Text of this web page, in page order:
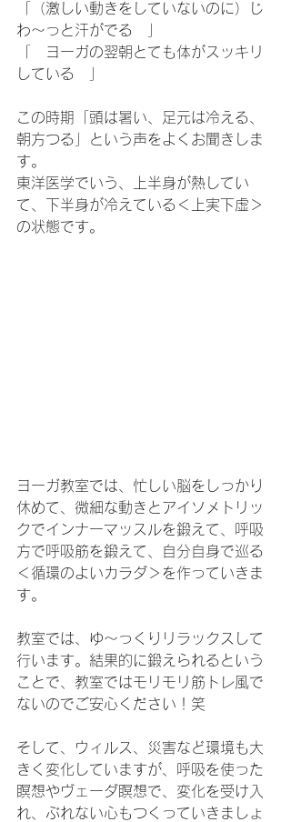
「（激しい動きをしていないのに）じ
わ～っと汗がでる　」
「　ヨーガの翌朝とても体がスッキリ
している　」
この時期「頭は暑い、足元は冷える、
朝方つる」という声をよくお聞きしま
す。
東洋医学でいう、上半身が熱してい
て、下半身が冷えている＜上実下虚＞
の状態です。
ヨーガ教室では、忙しい脳をしっかり
休めて、微細な動きとアイソメトリッ
クでインナーマッスルを鍛えて、呼吸
方で呼吸筋を鍛えて、自分自身で巡る
＜循環のよいカラダ＞を作っていきま
す。
教室では、ゆ～っくりリラックスして
行います。結果的に鍛えられるという
ことで、教室ではモリモリ筋トレ風で
ないのでご安心ください！笑
そして、ウィルス、災害など環境も大
きく変化していますが、呼吸を使った
瞑想やヴェーダ瞑想で、変化を受け入
れ、ぶれない心もつくっていきましょ